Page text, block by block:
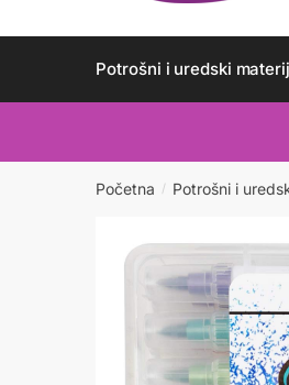
Potrošni i uredski
Početna / Potrošni i